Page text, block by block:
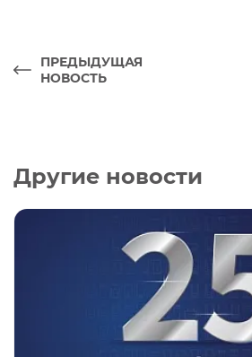
ПРЕДЫДУЩАЯ
НОВОСТЬ
Другие новости